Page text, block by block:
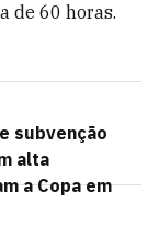
de 60 horas.
subvenção
alta
a Copa em